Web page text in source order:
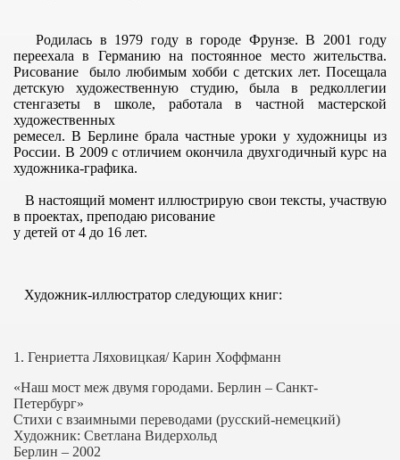
Родилась в 1979 году в городе Фрунзе. В 2001 году
переехала в Германию на постоянное место жительства.
Рисование было любимым хобби с детских лет. Посещала
детскую художественную студию, была в редколлегии
стенгазеты в школе, работала в частной мастерской
художественных
ремесел. В Берлине брала частные уроки у художницы из
России. В 2009 с отличием окончила двухгодичный курс на
художника-графика.
В настоящий момент иллюстрирую свои тексты, участвую
в проектах, преподаю рисование
у детей от 4 до 16 лет.
Художник-иллюстратор следующих книг:
1. Генриетта Ляховицкая/ Карин Хоффманн
«Наш мост меж двумя городами. Берлин – Санкт-
Петербург»
Стихи с взаимными переводами (русский-немецкий)
Художник: Светлана Видерхольд
Берлин – 2002